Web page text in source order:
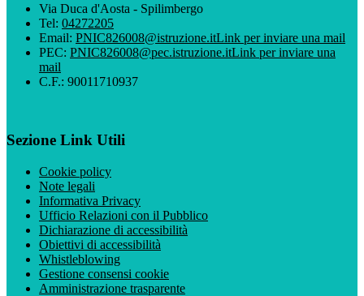
Via Duca d'Aosta - Spilimbergo
Tel: 04272205
Email: PNIC826008@istruzione.itLink per inviare una mail
PEC: PNIC826008@pec.istruzione.itLink per inviare una
mail
C.F.: 90011710937
Sezione Link Utili
Cookie policy
Note legali
Informativa Privacy
Ufficio Relazioni con il Pubblico
Dichiarazione di accessibilità
Obiettivi di accessibilità
Whistleblowing
Gestione consensi cookie
Amministrazione trasparente